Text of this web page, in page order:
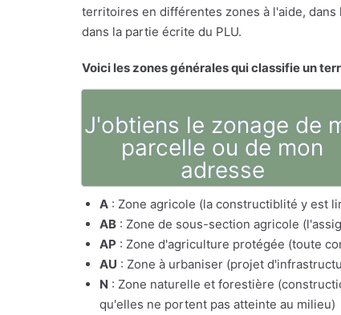
territoires en différentes zones à l'aide,
dans la partie écrite du PLU.
Voici les zones générales qui classifie un
J'obtiens le zonage de
parcelle ou de mon
adresse
A : Zone agricole (la constructiblité y est
AB : Zone de sous-section agricole
AP : Zone d'agriculture protégée (toute
AU : Zone à urbaniser (projet
N : Zone naturelle et forestière
qu'elles ne portent pas atteinte au milieu)